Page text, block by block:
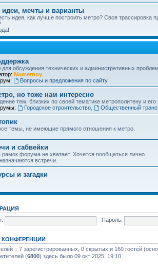
мечты и варианты
идея, как лучше построить метро? Своя
для обсуждения технических и административных
Nomernoy
Вопросы и предложения по сайту
но тоже нам интересно
тем, близких по своей тематике метрополитену и его
Городское строительство, Общественный
темы, не имеющие прямого отношения к метро.
и сабвейки
рамок форума не хватает. Хочется пообщаться лично.
встречи.
и загадки
Пароль:
КОНФЕРЕНЦИИ
:: 7 зарегистрированных, 0 скрытых и 160 гостей
(6800) здесь было 09 окт 2025, 19:10